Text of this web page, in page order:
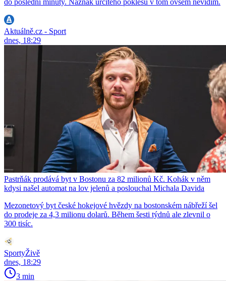
do poslední minuty. Náznak určitého poklesu v tom ovšem nevidím.
Aktuálně.cz - Sport
dnes, 18:29
Pastrňák prodává byt v Bostonu za 82 milionů Kč. Kohák v něm
kdysi našel automat na lov jelenů a poslouchal Michala Davida
Mezonetový byt české hokejové hvězdy na bostonském nábřeží šel
do prodeje za 4,3 milionu dolarů. Během šesti týdnů ale zlevnil o
300 tisíc.
SportyŽivě
dnes, 18:29
3 min